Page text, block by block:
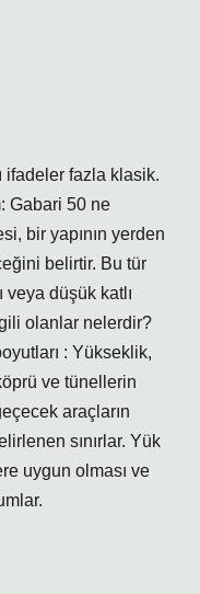
ifadeler fazla klasik.
Gabari 50 ne
bir yapının yerden
belirtir. Bu tür
veya düşük katlı
olanlar nelerdir?
: Yükseklik,
ve tünellerin
araçların
sınırlar. Yük
uygun olması ve